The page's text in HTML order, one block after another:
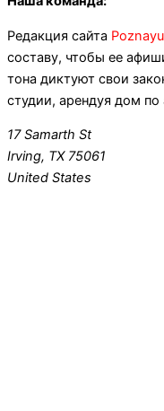
Редакция сайта
составу, чтобы ее
тона диктуют свои
студии, арендуя дом по
17 Samarth St
Irving, TX 75061
United States